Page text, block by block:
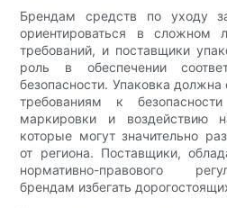
Брендам средств по уходу
ориентироваться в сложном
требований, и поставщики
роль в обеспечении
безопасности. Упаковка должна
требованиям к
маркировки и воздействию
которые могут значительно
от региона. Поставщики,
нормативно-правового
брендам избегать